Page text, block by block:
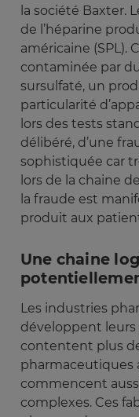
la société Baxter.
de l’héparine
américaine (SPL).
contaminée par
sursulfaté, un
particularité
lors des tests
délibéré, d’une
sophistiquée car
lors de la chaine
la fraude est
produit aux
Une chaine
Les industries
développent leurs
contentent plus
pharmaceutiques
commencent
complexes. Ces